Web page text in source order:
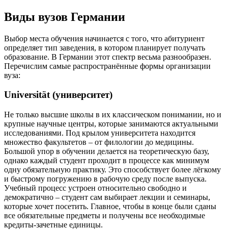
Виды вузов Германии
Выбор места обучения начинается с того, что абитуриент
определяет тип заведения, в котором планирует получать
образование. В Германии этот спектр весьма разнообразен.
Перечислим самые распространённые формы организации
вуза:
Universität (университет)
Не только высшие школы в их классическом понимании, но и
крупные научные центры, которые занимаются актуальными
исследованиями. Под крылом университета находится
множество факультетов – от филологии до медицины.
Большой упор в обучении делается на теоретическую базу,
однако каждый студент проходит в процессе как минимум
одну обязательную практику. Это способствует более лёгкому
и быстрому погружению в рабочую среду после выпуска.
Учебный процесс устроен относительно свободно и
демократично – студент сам выбирает лекции и семинары,
которые хочет посетить. Главное, чтобы в конце были сданы
все обязательные предметы и получены все необходимые
кредиты-зачетные единицы.